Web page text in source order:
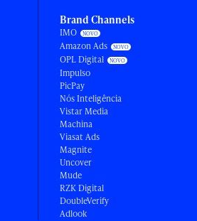
Brand Channels
IMO
Amazon Ads
OPL Digital
Impulso
PicPay
Nós Inteligência
Vistar Media
Machina
Viasat Ads
Magnite
Uncover
Mude
RZK Digital
DoubleVerify
Adlook